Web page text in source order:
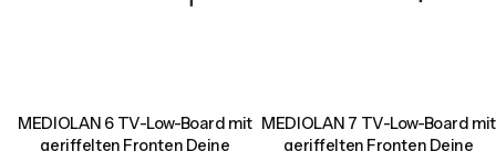
MEDIOLAN 6 TV-Low-Board mit
geriffelten Fronten Deine
MEDIOLAN 7 TV-Low-Board mit
geriffelten Fronten Deine